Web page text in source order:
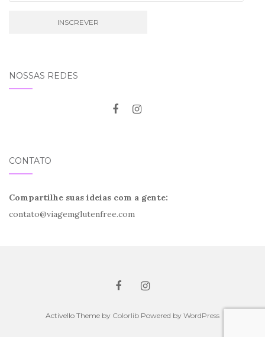
NOSSAS REDES
CONTATO
Compartilhe suas ideias com a gente:
contato@viagemglutenfree.com
Activello Theme by Colorlib Powered by WordPress